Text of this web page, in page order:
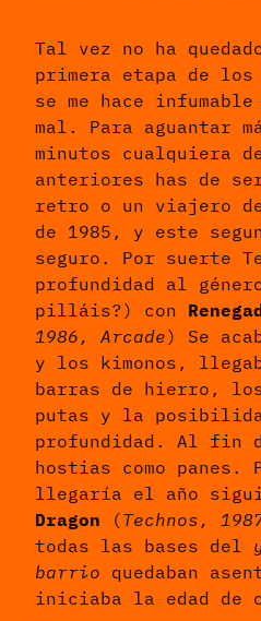
Tal vez no ha
primera etapa de
se me hace
mal. Para aguantar
minutos cualquiera
anteriores has de
retro o un viajero
de 1985, y este
seguro. Por suerte
profundidad al
pilláis?) con
1986, Arcade) Se
y los kimonos,
barras de hierro,
putas y la
profundidad. Al fin
hostias como
llegaría el año
Dragon
(Technos,
todas las bases del
barrio quedaban
iniciaba la edad de